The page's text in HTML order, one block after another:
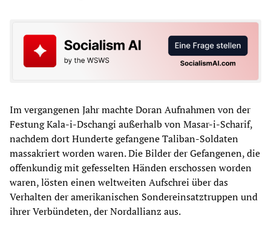
Im vergangenen Jahr machte Doran Aufnahmen von der
Festung Kala-i-Dschangi außerhalb von Masar-i-Scharif,
nachdem dort Hunderte gefangene Taliban-Soldaten
massakriert worden waren. Die Bilder der Gefangenen, die
offenkundig mit gefesselten Händen erschossen worden
waren, lösten einen weltweiten Aufschrei über das
Verhalten der amerikanischen Sondereinsatztruppen und
ihrer Verbündeten, der Nordallianz aus.